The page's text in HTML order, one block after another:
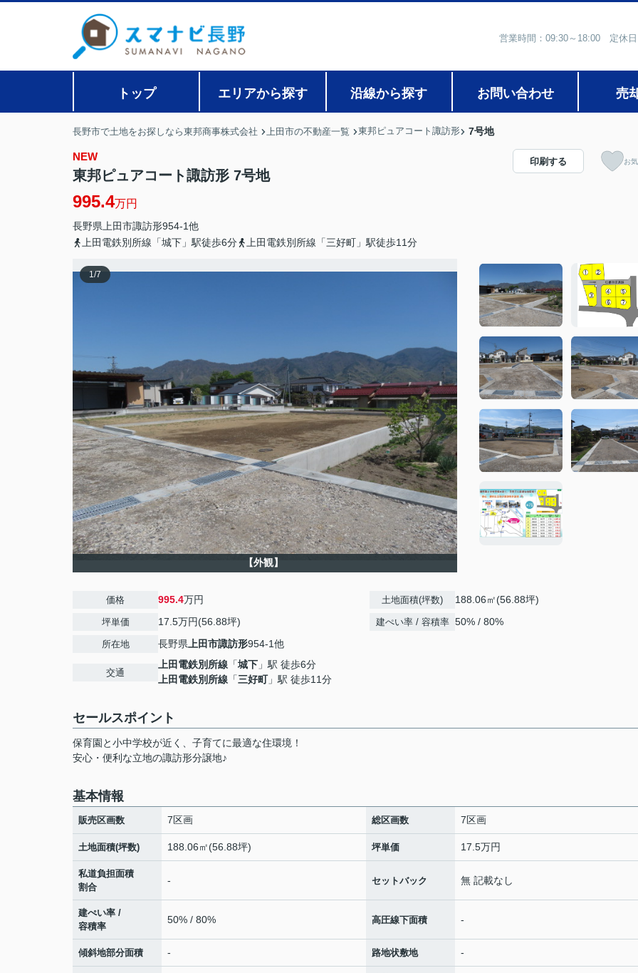
営業時間：09:30～18:00 定休
トップ エリアから探す 沿線から探す お問い合わせ 売
長野市で土地をお探しなら東邦商事株式会社 上田市の不動産一覧 東邦ピュアコート諏訪形 7号地
NEW
東邦ピュアコート諏訪形 7号地
995.4万円
長野県 上田市諏訪形954-1他
上田電鉄別所線「城下」駅徒歩6分
上田電鉄別所線「三好町」駅徒歩11分
印刷する お
1/7
【外観】
価格 995.4万円
坪単価 17.5万円(56.88坪)
所在地 長野県 上田市諏訪形954-1他
交通
上田電鉄別所線 「城下 」駅 徒歩6分
上田電鉄別所線 「三好町」駅 徒歩11分
土地面積(坪数) 188.06㎡(56.88坪)
建ぺい率 / 容積率 50% / 80%
セールスポイント
保育園と小中学校が近く、子育てに最適な住環境！
安心・便利な立地の諏訪形分譲地♪
基本情報
販売区画数 7区画 総区画数 7区画
土地面積(坪数) 188.06㎡(56.88坪) 坪単価 17.5万円
私道負担面積
割合
- セットバック 無 記載なし
建ぺい率 /
容積率
50% / 80% 高圧線下面積 -
傾斜地部分面積 - 路地状敷地 -